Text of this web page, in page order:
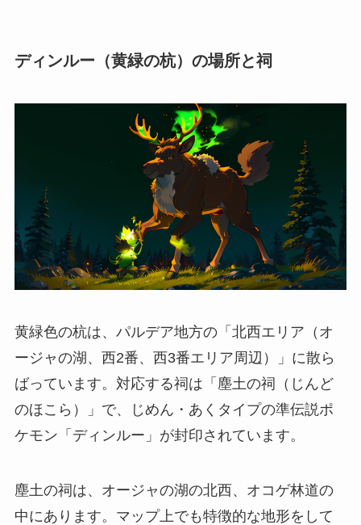
ディンルー（黄緑の杭）の場所と祠
黄緑色の杭は、パルデア地方の「北西エリア（オ
ージャの湖、西2番、西3番エリア周辺）」に散ら
ばっています。対応する祠は「塵土の祠（じんど
のほこら）」で、じめん・あくタイプの準伝説ポ
ケモン「ディンルー」が封印されています。
塵土の祠は、オージャの湖の北西、オコゲ林道の
中にあります。マップ上でも特徴的な地形をして